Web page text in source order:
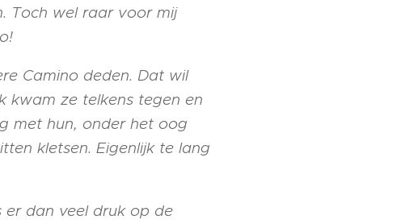
Toch wel raar voor mij
Camino deden. Dat wil
kwam ze telkens tegen en
met hun, onder het oog
kletsen. Eigenlijk te lang
er dan veel druk op de